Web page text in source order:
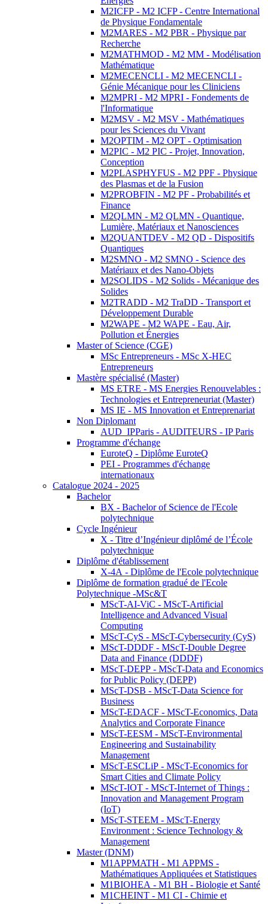
M2ICFP - M2 ICFP - Centre International
de Physique Fondamentale
M2MARES - M2 PBR - Physique par
Recherche
M2MATHMOD - M2 MM - Modélisation
Mathématique
M2MECENCLI - M2 MECENCLI -
Génie Mécanique pour les Cliniciens
M2MPRI - M2 MPRI - Fondements de
l'Informatique
M2MSV - M2 MSV - Mathématiques
pour les Sciences du Vivant
M2OPTIM - M2 OPT - Optimisation
M2PIC - M2 PIC - Projet, Innovation,
Conception
M2PLASPHYFUS - M2 PPF - Physique
des Plasmas et de la Fusion
M2PROBFIN - M2 PF - Probabilités et
Finance
M2QLMN - M2 QLMN - Quantique,
Lumière, Matériaux et Nanosciences
M2QUANTDEV - M2 QD - Dispositifs
Quantiques
M2SMNO - M2 SMNO - Science des
Matériaux et des Nano-Objets
M2SOLIDS - M2 Solids - Mécanique des
Solides
M2TRADD - M2 TraDD - Transport et
Développement Durable
M2WAPE - M2 WAPE - Eau, Air,
Pollution et Énergies
Master of Science (CGE)
MSc Entrepreneurs - MSc X-HEC
Entrepreneurs
Mastère spécialisé (Master)
MS ETRE - MS Energies Renouvelables :
Technologies et Entrepreneuriat (Master)
MS IE - MS Innovation et Entreprenariat
Non Diplomant
AUD_IPParis - AUDITEURS - IP Paris
Programme d'échange
EuroteQ - Diplôme EuroteQ
PEI - Programmes d'échange
internationaux
Catalogue 2024 - 2025
Bachelor
BX - Bachelor of Science de l'Ecole
polytechnique
Cycle Ingénieur
X - Titre d’Ingénieur diplômé de l’École
polytechnique
Diplôme d'établissement
X-4A - Diplôme de l'Ecole polytechnique
Diplôme de formation gradué de l'Ecole
Polytechnique -MSc&T
MScT-AI-ViC - MScT-Artificial
Intelligence and Advanced Visual
Computing
MScT-CyS - MScT-Cybersecurity (CyS)
MScT-DDDF - MScT-Double Degree
Data and Finance (DDDF)
MScT-DEPP - MScT-Data and Economics
for Public Policy (DEPP)
MScT-DSB - MScT-Data Science for
Business
MScT-EDACF - MScT-Economics, Data
Analytics and Corporate Finance
MScT-EESM - MScT-Environmental
Engineering and Sustainability
Management
MScT-ESCLiP - MScT-Economics for
Smart Cities and Climate Policy
MScT-IOT - MScT-Internet of Things :
Innovation and Management Program
(IoT)
MScT-STEEM - MScT-Energy
Environment : Science Technology &
Management
Master (DNM)
M1APPMATH - M1 APPMS -
Mathématiques Appliquées et Statistiques
M1BIOHEA - M1 BH - Biologie et Santé
M1CHEINT - M1 CI - Chimie et